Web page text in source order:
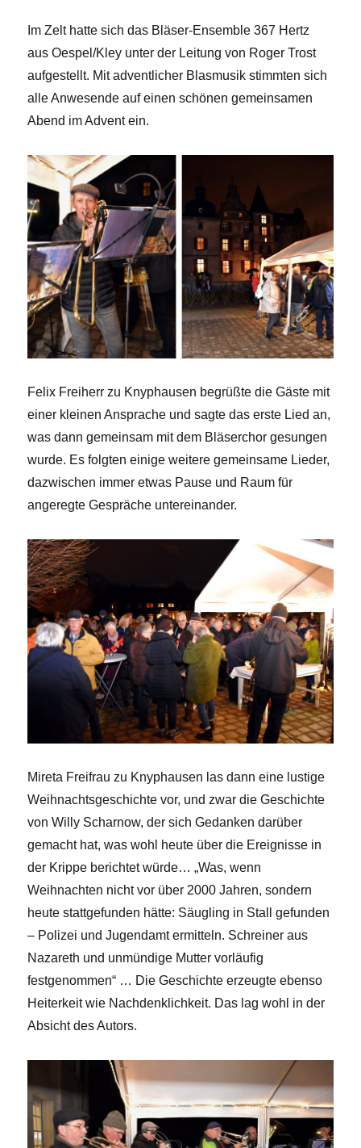
Im Zelt hatte sich das Bläser-Ensemble 367 Hertz
aus Oespel/Kley unter der Leitung von Roger Trost
aufgestellt. Mit adventlicher Blasmusik stimmten sich
alle Anwesende auf einen schönen gemeinsamen
Abend im Advent ein.
Felix Freiherr zu Knyphausen begrüßte die Gäste mit
einer kleinen Ansprache und sagte das erste Lied an,
was dann gemeinsam mit dem Bläserchor gesungen
wurde. Es folgten einige weitere gemeinsame Lieder,
dazwischen immer etwas Pause und Raum für
angeregte Gespräche untereinander.
Mireta Freifrau zu Knyphausen las dann eine lustige
Weihnachtsgeschichte vor, und zwar die Geschichte
von Willy Scharnow, der sich Gedanken darüber
gemacht hat, was wohl heute über die Ereignisse in
der Krippe berichtet würde… „Was, wenn
Weihnachten nicht vor über 2000 Jahren, sondern
heute stattgefunden hätte: Säugling in Stall gefunden
– Polizei und Jugendamt ermitteln. Schreiner aus
Nazareth und unmündige Mutter vorläufig
festgenommen“ … Die Geschichte erzeugte ebenso
Heiterkeit wie Nachdenklichkeit. Das lag wohl in der
Absicht des Autors.